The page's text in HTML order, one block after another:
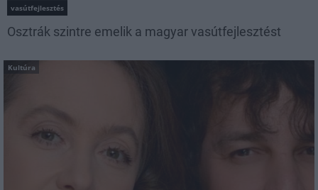
vasútfejlesztés
Osztrák szintre emelik a magyar vasútfejlesztést
Kultúra